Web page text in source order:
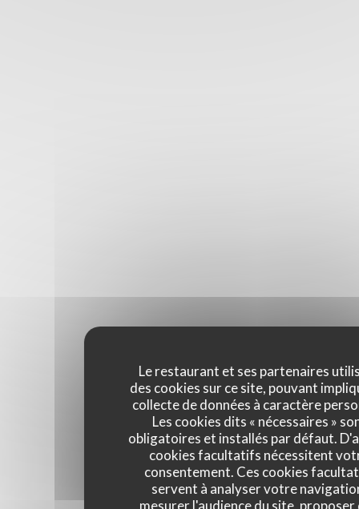
Le restaurant et ses partenaires
des cookies sur ce site, pouvant
collecte de données à caractère
Les cookies dits « nécessaires »
obligatoires et installés par défaut.
cookies facultatifs nécessitent
consentement. Ces cookies
servent à analyser votre
mesurer l'audience du site, proposer